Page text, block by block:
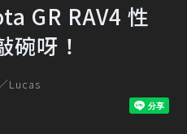
GR RAV4 性
碗呀！
Lucas